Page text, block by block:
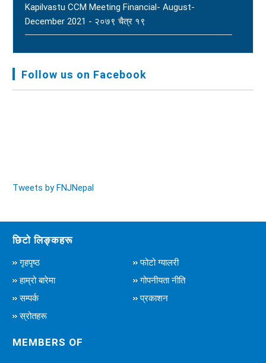
Kapilvastu CCM Meeting Financial- August-
December 2021 - २०७९ चैत्र १९
Audit Report FY-2076-077 - २०७७ कार्तिक २३
Follow us on Facebook
Tweets by FNJNepal
छिटो लिङ्कहरू
गृहपृष्ठ
फोटो ग्यालरी
हाम्रो बारेमा
गोपनीयता नीति
सम्पर्क
प्रकाशन
स्रोतहरू
MEMBERS OF